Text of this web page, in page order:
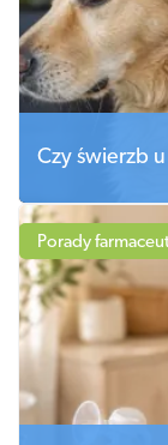
Czy świerzb
Porady